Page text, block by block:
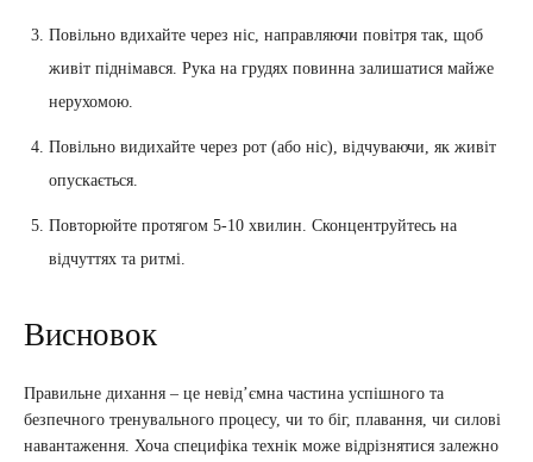
Повільно вдихайте через ніс, направляючи повітря так, щоб
живіт піднімався. Рука на грудях повинна залишатися майже
нерухомою.
Повільно видихайте через рот (або ніс), відчуваючи, як живіт
опускається.
Повторюйте протягом 5-10 хвилин. Сконцентруйтесь на
відчуттях та ритмі.
Висновок
Правильне дихання – це невід’ємна частина успішного та
безпечного тренувального процесу, чи то біг, плавання, чи силові
навантаження. Хоча специфіка технік може відрізнятися залежно